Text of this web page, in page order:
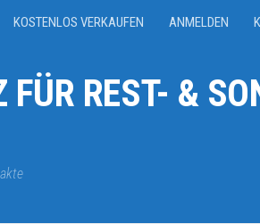
KOSTENLOS VERKAUFEN ANMELDEN
REST- &